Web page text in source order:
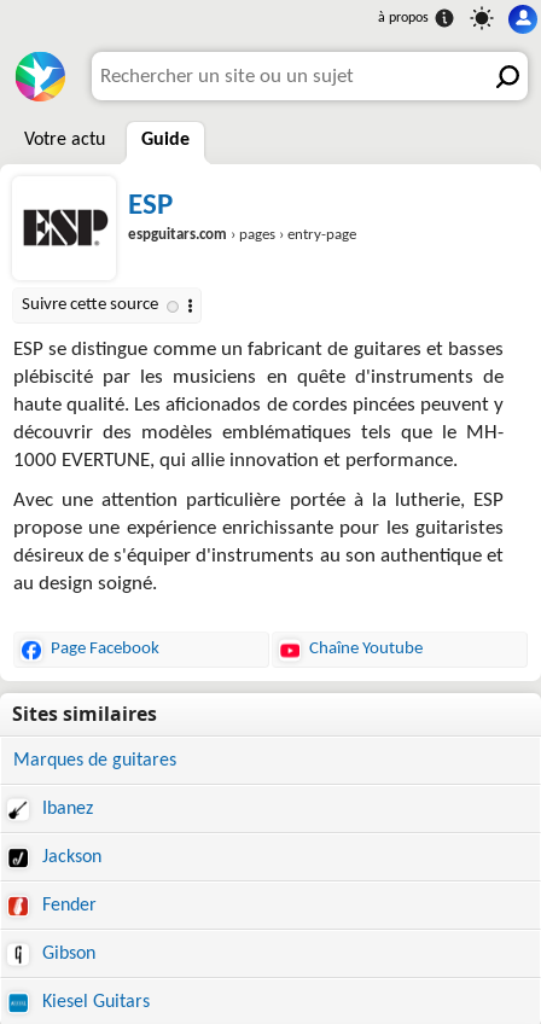
Votre actu Guide
ESP
espguitars.com › pages › entry-page
ESP se distingue comme un fabricant de guitares et basses
plébiscité par les musiciens en quête d'instruments de
haute qualité. Les aficionados de cordes pincées peuvent y
découvrir des modèles emblématiques tels que le MH-
1000 EVERTUNE, qui allie innovation et performance.
Avec une attention particulière portée à la lutherie, ESP
propose une expérience enrichissante pour les guitaristes
désireux de s'équiper d'instruments au son authentique et
au design soigné.
Page Facebook Chaîne Youtube
Marques de guitares
Ibanez
Jackson
Fender
Gibson
Kiesel Guitars